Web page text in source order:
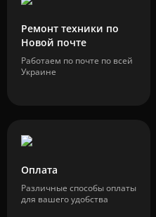
Ремонт техники по
Новой почте
Работаем по почте по всей
Украине
Оплата
Различные способы оплаты
для вашего удобства